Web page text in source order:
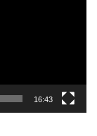
16:43